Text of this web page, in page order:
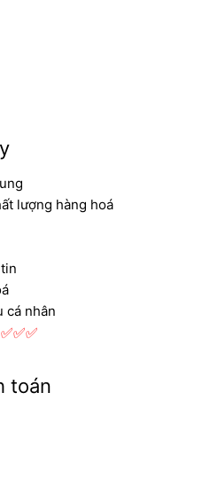
Bình Tân, TP. Hồ Chí
Phường Long
Ba Tơ, Phường 7,
Minh
Hồ Chí Minh
lượng hàng hoá
cá nhân
✅✅✅
toán